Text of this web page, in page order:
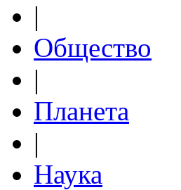
|
Общество
|
Планета
|
Наука